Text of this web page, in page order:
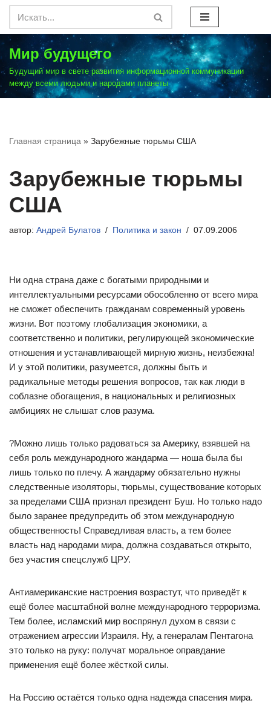
Перейти
к
содержимому
Мир будущего
Будущий мир в свете развития информационной коммуникации
между всеми людьми и народами планеты
Главная страница » Зарубежные тюрьмы США
Зарубежные тюрьмы
США
автор: Андрей Булатов Политика и закон 07.09.2006
Ни одна страна даже с богатыми природными и
интеллектуальными ресурсами обособленно от всего мира
не сможет обеспечить гражданам современный уровень
жизни. Вот поэтому глобализация экономики, а
соответственно и политики, регулирующей экономические
отношения и устанавливающей мирную жизнь, неизбежна!
И у этой политики, разумеется, должны быть и
радикальные методы решения вопросов, так как люди в
соблазне обогащения, в национальных и религиозных
амбициях не слышат слов разума.
?Можно лишь только радоваться за Америку, взявшей на
себя роль международного жандарма — ноша была бы
лишь только по плечу. А жандарму обязательно нужны
следственные изоляторы, тюрьмы, существование которых
за пределами США признал президент Буш. Но только надо
было заранее предупредить об этом международную
общественность! Справедливая власть, а тем более
власть над народами мира, должна создаваться открыто,
без участия спецслужб ЦРУ.
Антиамериканские настроения возрастут, что приведёт к
ещё более масштабной волне международного терроризма.
Тем более, исламский мир воспрянул духом в связи с
отражением агрессии Израиля. Ну, а генералам Пентагона
это только на руку: получат моральное оправдание
применения ещё более жёсткой силы.
На Россию остаётся только одна надежда спасения мира.